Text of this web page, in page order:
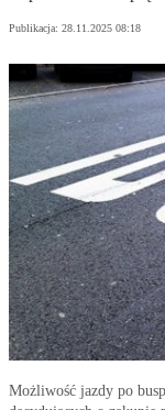
Publikacja: 28.11.2025 08:18
Możliwość jazdy po